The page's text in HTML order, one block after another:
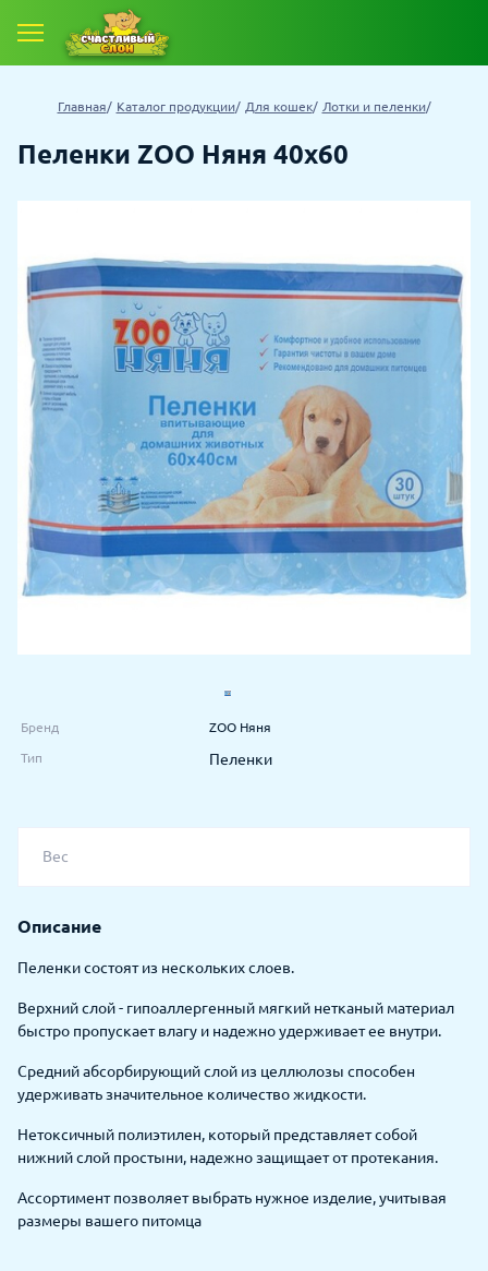
Главная Каталог продукции Для кошек Лотки и пеленки
Пеленки ZOO Няня 40х60
Бренд ZOO Няня
Тип Пеленки
Вес
Описание
Пеленки состоят из нескольких слоев.
Верхний слой - гипоаллергенный мягкий нетканый материал
быстро пропускает влагу и надежно удерживает ее внутри.
Средний абсорбирующий слой из целлюлозы способен
удерживать значительное количество жидкости.
Нетоксичный полиэтилен, который представляет собой
нижний слой простыни, надежно защищает от протекания.
Ассортимент позволяет выбрать нужное изделие, учитывая
размеры вашего питомца